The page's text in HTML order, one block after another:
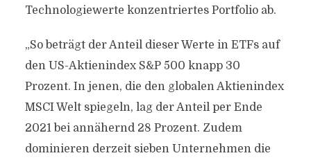
Technologiewerte konzentriertes Portfolio ab.
„So beträgt der Anteil dieser Werte in ETFs auf
den US-Aktienindex S&P 500 knapp 30
Prozent. In jenen, die den globalen Aktienindex
MSCI Welt spiegeln, lag der Anteil per Ende
2021 bei annähernd 28 Prozent. Zudem
dominieren derzeit sieben Unternehmen die